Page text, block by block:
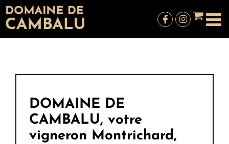
Passer
au
contenu
DOMAINE DE
CAMBALU, votre
vigneron Montrichard,